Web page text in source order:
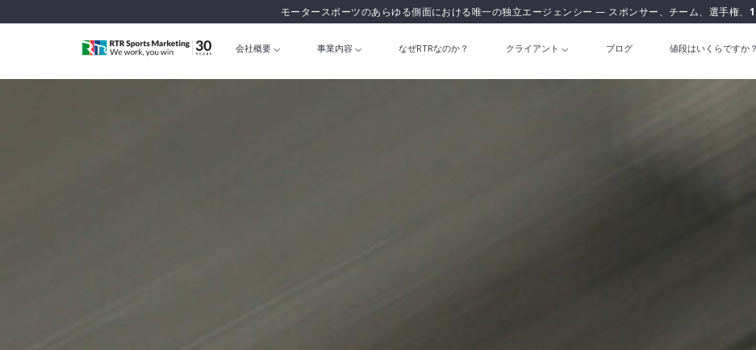
モータースポーツのあらゆる側面における唯一の独立エージェンシー — スポンサー、チーム、選手権、
会社概要 事業内容 なぜRTRなのか？ クライアント ブログ 値段はいくらですか？